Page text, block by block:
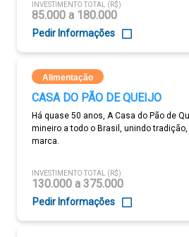
INVESTIMENTO TOTAL (R$)
85.000 a 180.000
Pedir Informações
Alimentação
CASA DO PÃO DE QUEIJO
Há quase 50 anos, A Casa do Pão de
mineiro a todo o Brasil, unindo
marca.
INVESTIMENTO TOTAL (R$)
130.000 a 375.000
Pedir Informações